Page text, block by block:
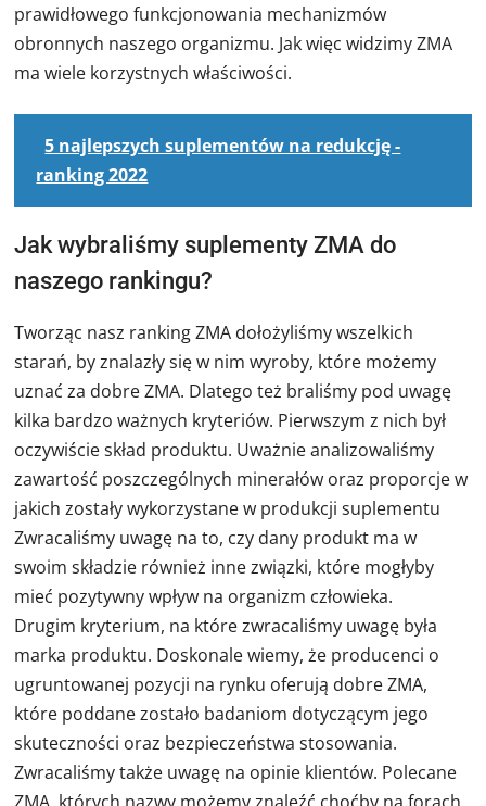
prawidłowego funkcjonowania mechanizmów
obronnych naszego organizmu. Jak więc widzimy ZMA
ma wiele korzystnych właściwości.
5 najlepszych suplementów na redukcję -
ranking 2022
Jak wybraliśmy suplementy ZMA do
naszego rankingu?
Tworząc nasz ranking ZMA dołożyliśmy wszelkich
starań, by znalazły się w nim wyroby, które możemy
uznać za dobre ZMA. Dlatego też braliśmy pod uwagę
kilka bardzo ważnych kryteriów. Pierwszym z nich był
oczywiście skład produktu. Uważnie analizowaliśmy
zawartość poszczególnych minerałów oraz proporcje w
jakich zostały wykorzystane w produkcji suplementu
Zwracaliśmy uwagę na to, czy dany produkt ma w
swoim składzie również inne związki, które mogłyby
mieć pozytywny wpływ na organizm człowieka.
Drugim kryterium, na które zwracaliśmy uwagę była
marka produktu. Doskonale wiemy, że producenci o
ugruntowanej pozycji na rynku oferują dobre ZMA,
które poddane zostało badaniom dotyczącym jego
skuteczności oraz bezpieczeństwa stosowania.
Zwracaliśmy także uwagę na opinie klientów. Polecane